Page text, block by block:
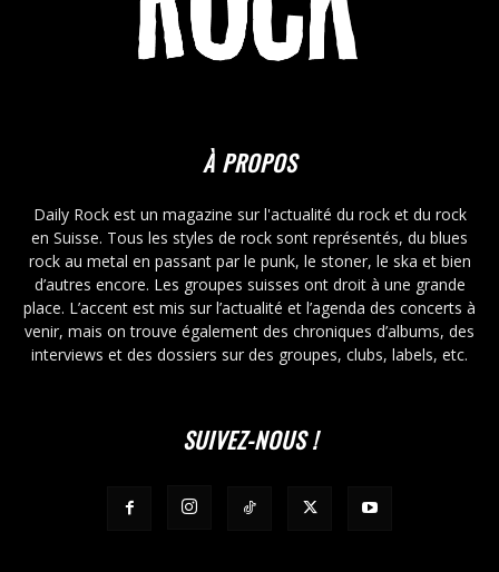
À PROPOS
Daily Rock est un magazine sur l'actualité du rock et du rock
en Suisse. Tous les styles de rock sont représentés, du blues
rock au metal en passant par le punk, le stoner, le ska et bien
d’autres encore. Les groupes suisses ont droit à une grande
place. L’accent est mis sur l’actualité et l’agenda des concerts à
venir, mais on trouve également des chroniques d’albums, des
interviews et des dossiers sur des groupes, clubs, labels, etc.
SUIVEZ-NOUS !